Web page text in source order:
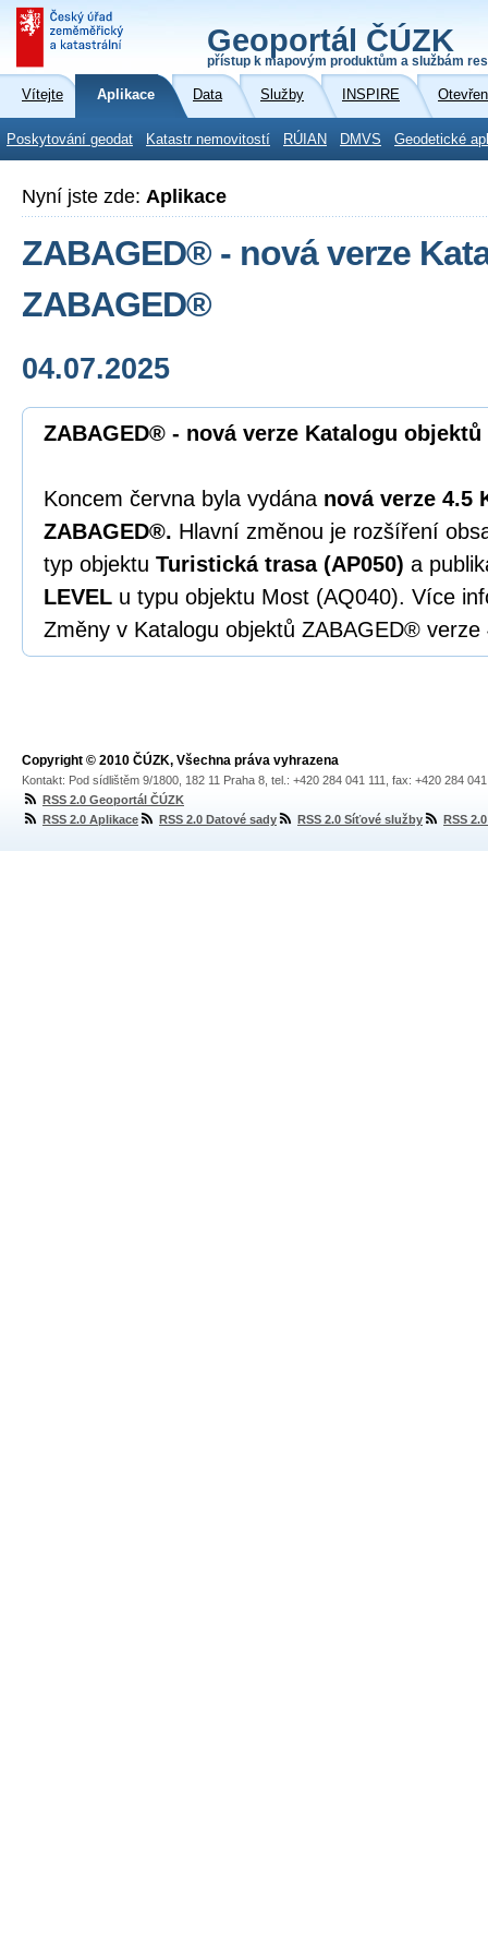
Geoportál ČÚZK
přístup k mapovým produktům a službám
Vítejte Aplikace Data Služby INSPIRE
Poskytování geodat Katastr nemovitostí RÚIAN DMVS Geodetické
Nyní jste zde: Aplikace
ZABAGED® - nová verze
ZABAGED®
04.07.2025
ZABAGED® - nová verze Katalogu objektů
Koncem června byla vydána nová verze 4.5
ZABAGED®. Hlavní změnou je rozšíření
typ objektu Turistická trasa (AP050) a
LEVEL u typu objektu Most (AQ040). Více
Změny v Katalogu objektů ZABAGED® verze
Copyright © 2010 ČÚZK, Všechna práva vyhrazena
Kontakt: Pod sídlištěm 9/1800, 182 11 Praha 8, tel.: +420 284 041 111, fax: +420 284
RSS 2.0 Geoportál ČÚZK
RSS 2.0 Aplikace
RSS 2.0 Datové sady RSS 2.0 Síťové služby RSS